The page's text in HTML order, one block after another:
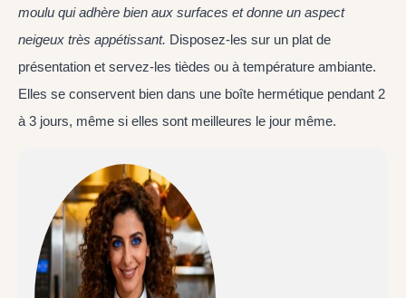
moulu qui adhère bien aux surfaces et donne un aspect
neigeux très appétissant. Disposez-les sur un plat de
présentation et servez-les tièdes ou à température ambiante.
Elles se conservent bien dans une boîte hermétique pendant 2
à 3 jours, même si elles sont meilleures le jour même.